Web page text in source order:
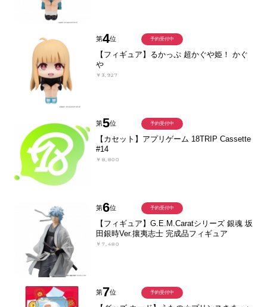
第4位
【フィギュア】るかっぷ 超かぐや姫！ かぐ
や
￥3,927
予約受付中
第5位
【カセット】アプリゲーム 18TRIP Cassette
#14
￥8,800
予約受付中
第6位
【フィギュア】G.E.M.Caratシリーズ 銀魂 坂
田銀時Ver.攘夷志士 完成品フィギュア
￥7,480
予約受付中
第7位 予約受付中